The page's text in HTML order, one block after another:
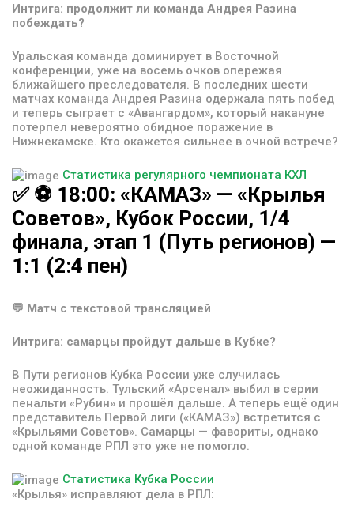
Интрига: продолжит ли команда Андрея Разина
побеждать?
Уральская команда доминирует в Восточной
конференции, уже на восемь очков опережая
ближайшего преследователя. В последних шести
матчах команда Андрея Разина одержала пять побед
и теперь сыграет с «Авангардом», который накануне
потерпел невероятно обидное поражение в
Нижнекамске. Кто окажется сильнее в очной встрече?
Статистика регулярного чемпионата КХЛ
✅ ⚽️ 18:00: «КАМАЗ» — «Крылья
Советов», Кубок России, 1/4
финала, этап 1 (Путь регионов) —
1:1 (2:4 пен)
💬 Матч с текстовой трансляцией
Интрига: самарцы пройдут дальше в Кубке?
В Пути регионов Кубка России уже случилась
неожиданность. Тульский «Арсенал» выбил в серии
пенальти «Рубин» и прошёл дальше. А теперь ещё один
представитель Первой лиги («КАМАЗ») встретится с
«Крыльями Советов». Самарцы — фавориты, однако
одной команде РПЛ это уже не помогло.
Статистика Кубка России
«Крылья» исправляют дела в РПЛ: